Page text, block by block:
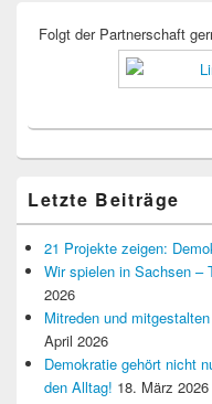
Folgt der Partnerschaft
Letzte Beiträge
21 Projekte zeigen:
Wir spielen in Sachsen –
2026
Mitreden und
April 2026
Demokratie gehört nicht
den Alltag! 18. März 2026